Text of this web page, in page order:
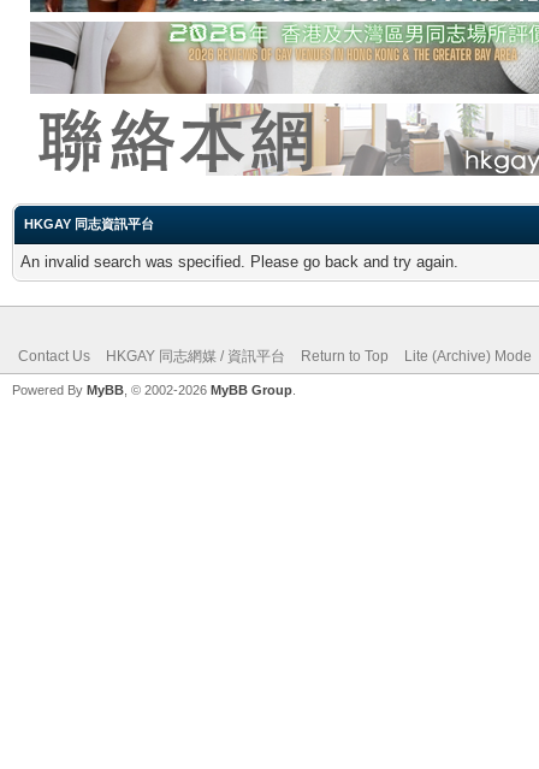
HKGAY 同志資訊平台
An invalid search was specified. Please go back and try again.
Contact Us HKGAY 同志網媒 / 資訊平台 Return to Top Lite (Archive) Mode
Powered By MyBB , © 2002-2026 MyBB Group